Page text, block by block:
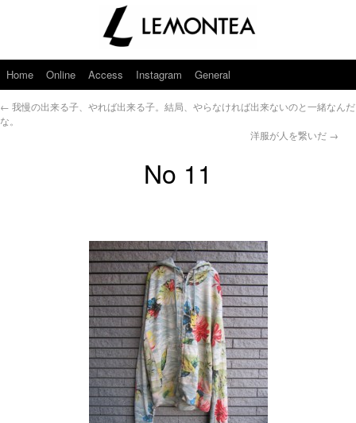
Home Online Access Instagram General
← 我慢の出来る子、やれば出来る子。結局、やらなければ出来ないのと一緒なんだ
な。
洋服が人を繋いだ →
No 11